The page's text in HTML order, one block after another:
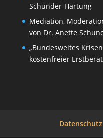
Schunder-Hartung
Mediation,
von Dr. Anette
„Bundesweites
kostenfreier
Datenschutz